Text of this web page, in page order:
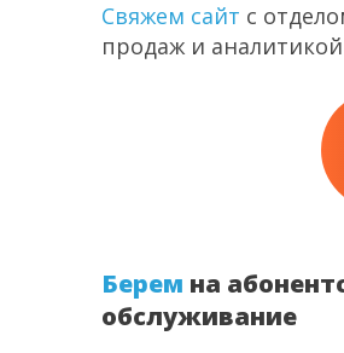
Свяжем сайт с
продаж и аналитикой
Берем на
обслуживание